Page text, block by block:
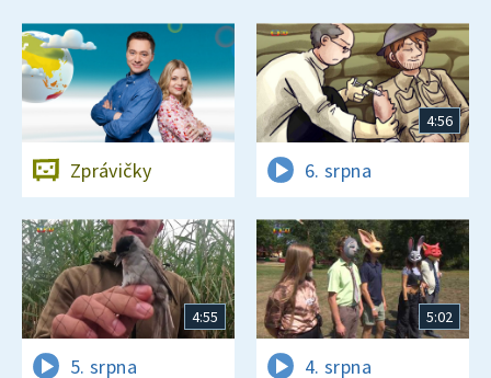
Zprávičky
4:56
6. srpna
4:55
5. srpna
5:02
4. srpna